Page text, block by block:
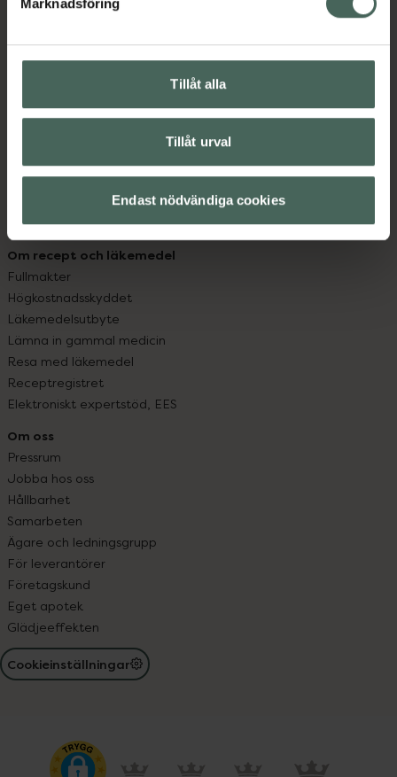
Tillåt alla
Tillåt urval
Endast nödvändiga cookies
Handla tryggt
Leverans, betalning och retur
Sajtens tillgänglighet
Köpvillkor
Om recept och läkemedel
Fullmakter
Högkostnadsskyddet
Läkemedelsutbyte
Lämna in gammal medicin
Resa med läkemedel
Receptregistret
Elektroniskt expertstöd, EES
Om oss
Pressrum
Jobba hos oss
Hållbarhet
Samarbeten
Ägare och ledningsgrupp
För leverantörer
Företagskund
Eget apotek
Glädjeeffekten
Cookieinställningar